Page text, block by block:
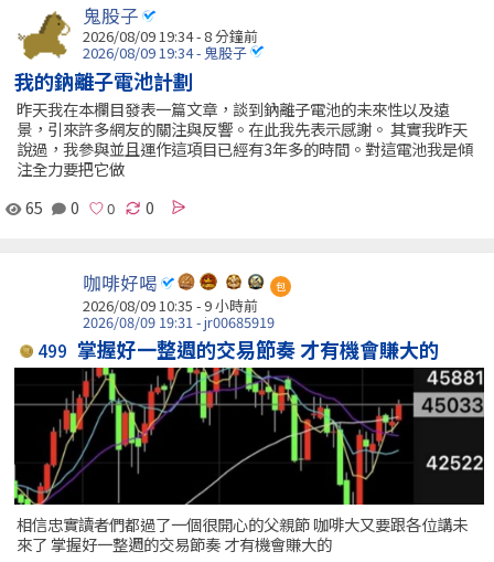
鬼股子
2026/08/09 19:34 -8 分鐘前
2026/08/09 19:34 - 鬼股子
我的鈉離子電池計劃
昨天我在本欄目發表一篇文章，談到鈉離子電池的未來性以及遠
景，引來許多網友的關注與反響。在此我先表示感謝。 其實我昨天
說過，我參與並且運作這項目已經有3年多的時間。對這電池我是傾
注全力要把它做
65
0 0
咖啡好喝 包
2026/08/09 10:35 -9 小時前
2026/08/09 19:31 - jr00685919
499 掌握好一整週的交易節奏 才有機會賺大的
相信忠實讀者們都過了一個很開心的父親節 咖啡大又要跟各位講未
來了 掌握好一整週的交易節奏 才有機會賺大的